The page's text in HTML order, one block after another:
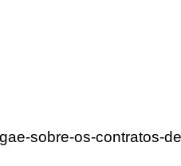
sobre-os-contratos-